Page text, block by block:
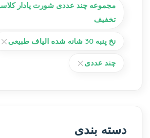
مجموعه چند عددی شورت پادار
تخفیف
نخ پنبه 30 شانه شده الیاف طبیعی
چند عددی
دسته بندی